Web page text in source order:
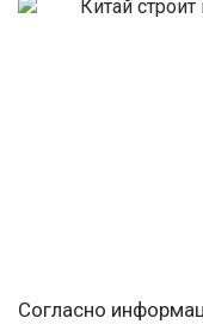
Согласно